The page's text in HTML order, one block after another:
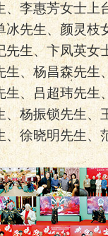
、李惠芳女士上
冰先生、颜灵枝
先生、卞凤英女
生、杨昌森先生
生、吕超玮先生
、杨振锁先生、
、徐晓明先生、